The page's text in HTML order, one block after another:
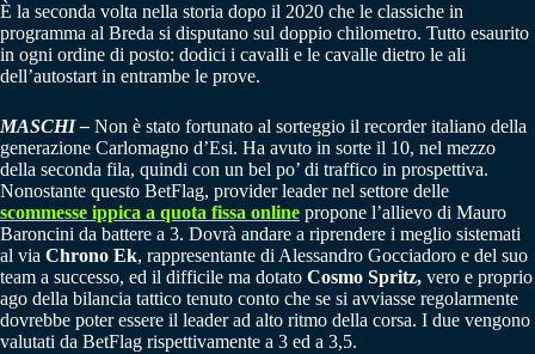
È la seconda volta nella storia dopo il 2020 che le classiche in
programma al Breda si disputano sul doppio chilometro. Tutto esaurito
in ogni ordine di posto: dodici i cavalli e le cavalle dietro le ali
dell’autostart in entrambe le prove.
MASCHI – Non è stato fortunato al sorteggio il recorder italiano della
generazione Carlomagno d’Esi. Ha avuto in sorte il 10, nel mezzo
della seconda fila, quindi con un bel po’ di traffico in prospettiva.
Nonostante questo BetFlag, provider leader nel settore delle
scommesse ippica a quota fissa online propone l’allievo di Mauro
Baroncini da battere a 3. Dovrà andare a riprendere i meglio sistemati
al via Chrono Ek, rappresentante di Alessandro Gocciadoro e del suo
team a successo, ed il difficile ma dotato Cosmo Spritz, vero e proprio
ago della bilancia tattico tenuto conto che se si avviasse regolarmente
dovrebbe poter essere il leader ad alto ritmo della corsa. I due vengono
valutati da BetFlag rispettivamente a 3 ed a 3,5.